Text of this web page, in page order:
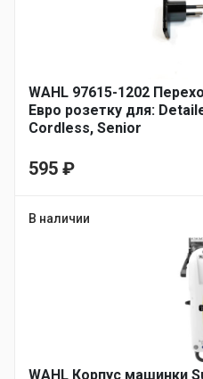
WAHL 97615-1202
Евро розетку для:
Cordless, Senior
595 ₽
В наличии
WAHL Корпус машинки